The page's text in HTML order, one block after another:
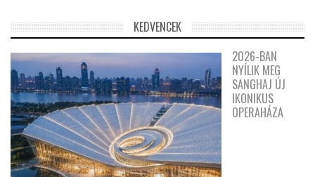
KEDVENCEK
2026-BAN
NYÍLIK MEG
SANGHAJ ÚJ
IKONIKUS
OPERAHÁZA